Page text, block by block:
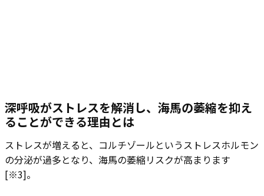
深呼吸がストレスを解消し、海馬の萎縮を抑え
ることができる理由とは
ストレスが増えると、コルチゾールというストレスホルモン
の分泌が過多となり、海馬の萎縮リスクが高まります
[※3]。